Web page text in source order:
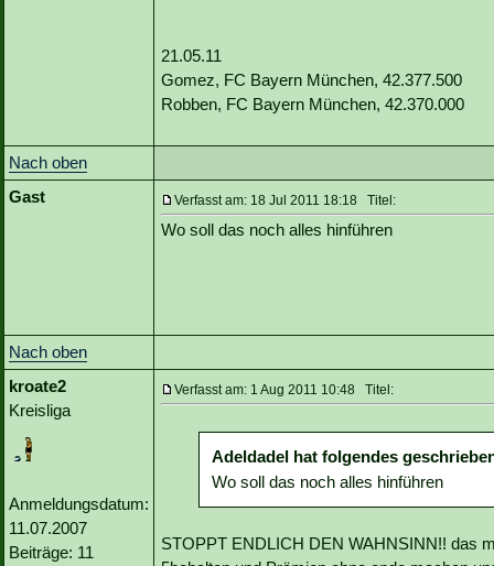
21.05.11
Gomez, FC Bayern München, 42.377.500
Robben, FC Bayern München, 42.370.000
Nach oben
Gast
Verfasst am: 18 Jul 2011 18:18 Titel:
Wo soll das noch alles hinführen
Nach oben
kroate2
Kreisliga
Anmeldungsdatum:
11.07.2007
Beiträge: 11
Verfasst am: 1 Aug 2011 10:48 Titel:
Adeldadel hat folgendes
Wo soll das noch alles hinführen
STOPPT ENDLICH DEN WAHNSINN!! das